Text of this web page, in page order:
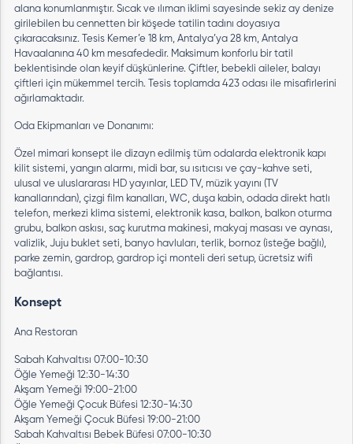
alana konumlanmıştır. Sıcak ve ılıman iklimi sayesinde sekiz ay denize
girilebilen bu cennetten bir köşede tatilin tadını doyasıya
çıkaracaksınız. Tesis Kemer’e 18 km, Antalya’ya 28 km, Antalya
Havaalanına 40 km mesafededir. Maksimum konforlu bir tatil
beklentisinde olan keyif düşkünlerine. Çiftler, bebekli aileler, balayı
çiftleri için mükemmel tercih. Tesis toplamda 423 odası ile misafirlerini
ağırlamaktadır.
Oda Ekipmanları ve Donanımı:
Özel mimari konsept ile dizayn edilmiş tüm odalarda elektronik kapı
kilit sistemi, yangın alarmı, midi bar, su ısıtıcısı ve çay-kahve seti,
ulusal ve uluslararası HD yayınlar, LED TV, müzik yayını (TV
kanallarından), çizgi film kanalları, WC, duşa kabin, odada direkt hatlı
telefon, merkezi klima sistemi, elektronik kasa, balkon, balkon oturma
grubu, balkon askısı, saç kurutma makinesi, makyaj masası ve aynası,
valizlik, Juju buklet seti, banyo havluları, terlik, bornoz (isteğe bağlı),
parke zemin, gardrop, gardrop içi monteli deri setup, ücretsiz wifi
bağlantısı.
Konsept
Ana Restoran
Sabah Kahvaltısı 07:00-10:30
Öğle Yemeği 12:30-14:30
Akşam Yemeği 19:00-21:00
Öğle Yemeği Çocuk Büfesi 12:30-14:30
Akşam Yemeği Çocuk Büfesi 19:00-21:00
Sabah Kahvaltısı Bebek Büfesi 07:00-10:30